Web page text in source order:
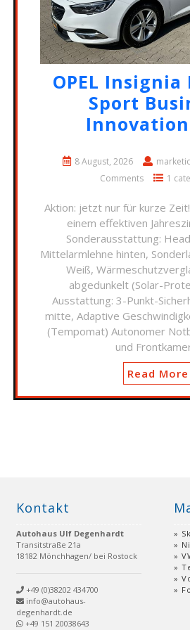
OPEL Insignia
Sport
Innovation
8 August, 2026
Comments
1
Aktion: jetzt nur für kurze
einem effektiven
Sonderausstattung:
Mittelarmlehne hinten,
Weiß,
abgedunkelt (Solar-
Ausstattung: 3-Punkt-
mitte, Adaptive
(Tempomat) Autonomer
und
Read More
Kontakt
Autohaus Ulf Degenhardt
Transitstraße 21a
18182 Mönchhagen/ bei Rostock
+49 (0)38202 434700
info@autohaus-
degenhardt.de
+49 151 20038643